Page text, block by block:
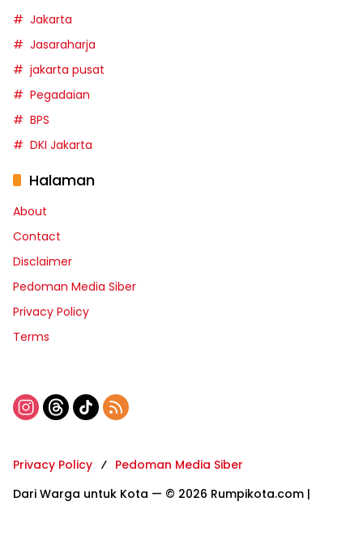
Jakarta
Jasaraharja
jakarta pusat
Pegadaian
BPS
DKI Jakarta
Halaman
About
Contact
Disclaimer
Pedoman Media Siber
Privacy Policy
Terms
Privacy Policy
Pedoman Media Siber
Dari Warga untuk Kota — © 2026 Rumpikota.com |